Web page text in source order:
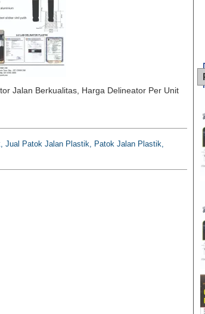
Jalan Berkualitas, Harga Delineator Per Unit
Jual Patok Jalan Plastik, Patok Jalan Plastik,